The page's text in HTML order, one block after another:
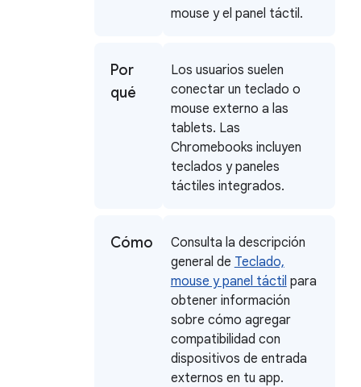
mouse y el panel táctil.
Por
qué
Los usuarios suelen
conectar un teclado o
mouse externo a las
tablets. Las
Chromebooks incluyen
teclados y paneles
táctiles integrados.
Cómo
Consulta la descripción
general de Teclado,
mouse y panel táctil para
obtener información
sobre cómo agregar
compatibilidad con
dispositivos de entrada
externos en tu app.